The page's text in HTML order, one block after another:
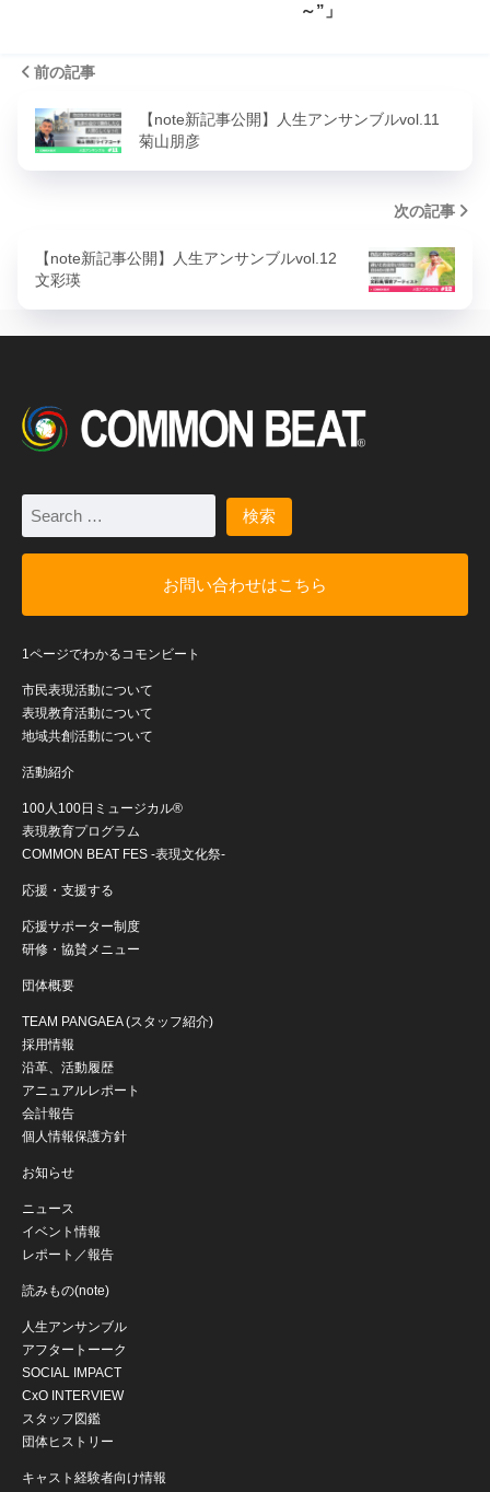
～”」
前の記事
【note新記事公開】人生アンサンブルvol.11
菊山朋彦
次の記事
【note新記事公開】人生アンサンブルvol.12
文彩瑛
お問い合わせはこちら
1ページでわかるコモンビート
市民表現活動について
表現教育活動について
地域共創活動について
活動紹介
100人100日ミュージカル®
表現教育プログラム
COMMON BEAT FES -表現文化祭-
応援・支援する
応援サポーター制度
研修・協賛メニュー
団体概要
TEAM PANGAEA (スタッフ紹介)
採用情報
沿革、活動履歴
アニュアルレポート
会計報告
個人情報保護方針
お知らせ
ニュース
イベント情報
レポート／報告
読みもの(note)
人生アンサンブル
アフタートーーク
SOCIAL IMPACT
CxO INTERVIEW
スタッフ図鑑
団体ヒストリー
キャスト経験者向け情報